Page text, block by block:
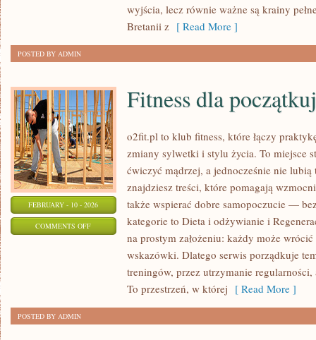
wyjścia, lecz równie ważne są krainy
Bretanii z [ Read More ]
POSTED BY ADMIN
FEBRUARY - 10 - 2026
COMMENTS OFFON
POCZĄTKUJĄCYCH
Fitness dla
o2fit.pl to klub fitness, które łączy
zmiany sylwetki i stylu życia. To miejsce
ćwiczyć mądrzej, a jednocześnie nie
znajdziesz treści, które pomagają
także wspierać dobre samopoczucie —
kategorie to Dieta i odżywianie i
na prostym założeniu: każdy może
wskazówki. Dlatego serwis porządkuje
treningów, przez utrzymanie
To przestrzeń, w której [ Read More ]
POSTED BY ADMIN